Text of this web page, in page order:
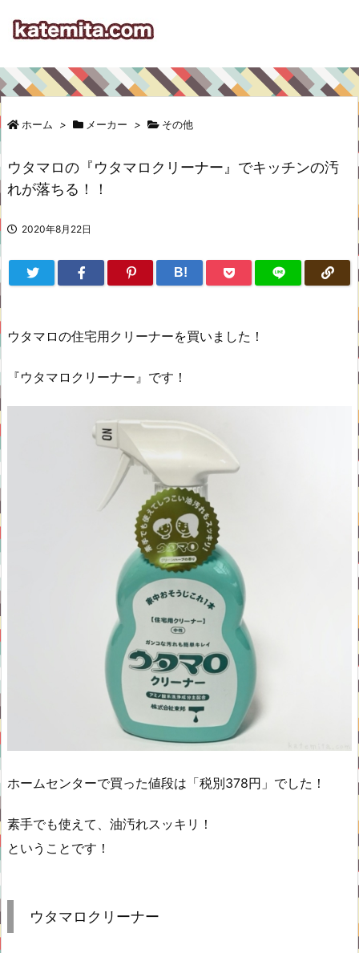
ホーム > メーカー > その他
ウタマロの『ウタマロクリーナー』でキッチンの汚
れが落ちる！！
2020年8月22日
B!
ウタマロの住宅用クリーナーを買いました！
『ウタマロクリーナー』です！
ホームセンターで買った値段は「税別378円」でした！
素手でも使えて、油汚れスッキリ！
ということです！
ウタマロクリーナー